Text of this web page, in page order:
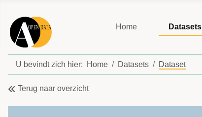
Home Datasets
U bevindt zich hier: Home Datasets Dataset
Terug naar overzicht